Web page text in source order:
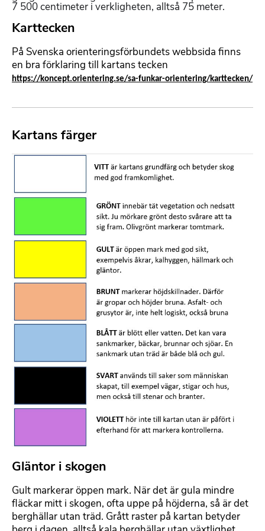
a
t
e
a
t
x
7 500 centimeter i verkligheten, alltså 75 meter.
F
r
m
a
t
r
a
e
Karttecken
På Svenska orienteringsförbundets webbsida finns
en bra förklaring till kartans tecken
https://koncept.orientering.se/sa-funkar-orientering/karttecken/
F
t
r
r
x
Kartans färger
d
d
l
F
r
m
a
Gläntor i skogen
Gult markerar öppen mark. När det är gula mindre
fläckar mitt i skogen, ofta uppe på höjderna, så är det
berghällar utan träd. Grått raster på kartan betyder